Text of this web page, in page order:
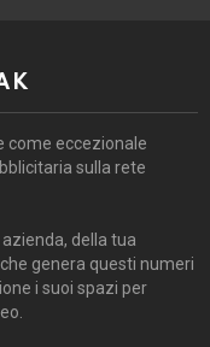
come eccezionale
sulla rete
della tua
genera questi numeri
i suoi spazi per